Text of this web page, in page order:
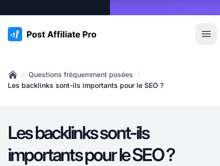
:site.title
Home
/ Questions fréquemment posées /
Les backlinks sont-ils importants pour le SEO ?
Les backlinks sont-ils
importants pour le SEO ?